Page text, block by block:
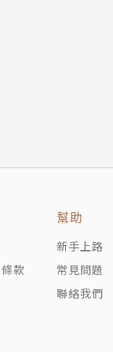
是什麼？
了，因為購買是
行銷方式。
款
幫助
新手上路
常見問題
聯絡我們